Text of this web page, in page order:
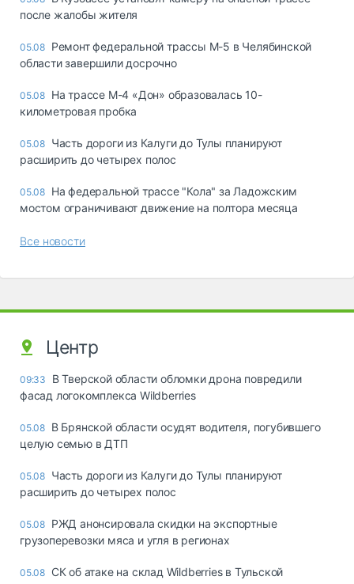
после жалобы жителя
05.08 Ремонт федеральной трассы М-5 в Челябинской
области завершили досрочно
05.08 На трассе М-4 «Дон» образовалась 10-
километровая пробка
05.08 Часть дороги из Калуги до Тулы планируют
расширить до четырех полос
05.08 На федеральной трассе "Кола" за Ладожским
мостом ограничивают движение на полтора месяца
Все новости
Центр
09:33
В Тверской области обломки дрона повредили
фасад логокомплекса Wildberries
05.08 В Брянской области осудят водителя, погубившего
целую семью в ДТП
05.08 Часть дороги из Калуги до Тулы планируют
расширить до четырех полос
05.08 РЖД анонсировала скидки на экспортные
грузоперевозки мяса и угля в регионах
05.08 СК об атаке на склад Wildberries в Тульской